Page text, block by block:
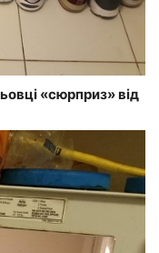
«сюрприз» від